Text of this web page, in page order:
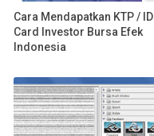
Cara Mendapatkan KTP / ID
Card Investor Bursa Efek
Indonesia